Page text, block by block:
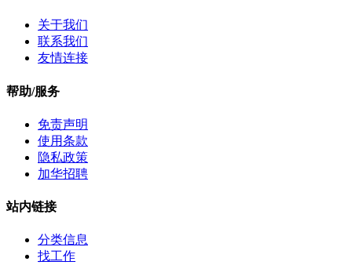
关于我们
联系我们
友情连接
帮助/服务
免责声明
使用条款
隐私政策
加华招聘
站内链接
分类信息
找工作